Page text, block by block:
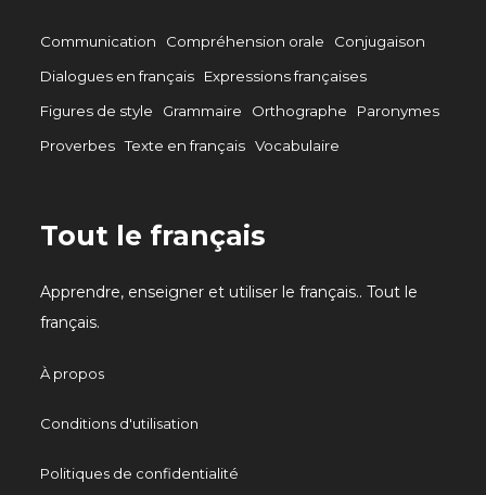
Communication Compréhension orale
Conjugaison
Dialogues en français
Expressions françaises
Figures de style
Grammaire Orthographe
Paronymes
Proverbes Texte en français Vocabulaire
Tout le français
Apprendre, enseigner et utiliser le français.. Tout le
français.
À propos
Conditions d'utilisation
Politiques de confidentialité